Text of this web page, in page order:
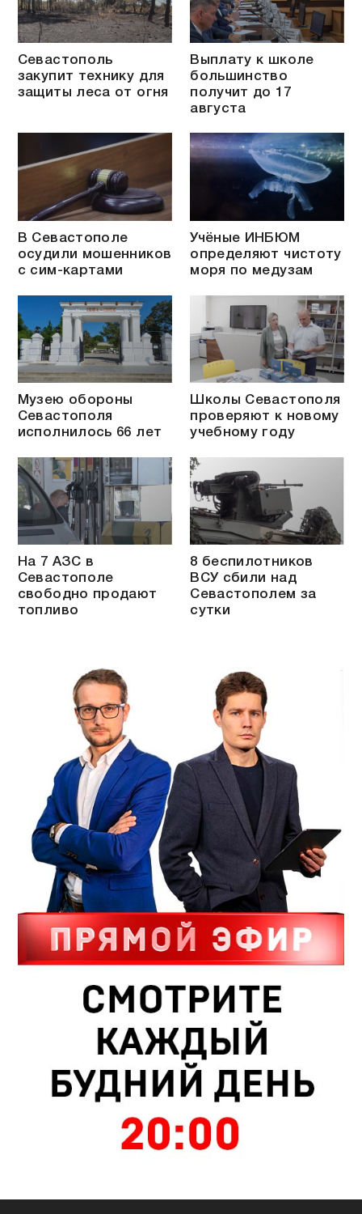
Севастополь
закупит технику для
защиты леса от огня
Выплату к школе
большинство
получит до 17
августа
В Севастополе
осудили мошенников
с сим-картами
Учёные ИНБЮМ
определяют чистоту
моря по медузам
Музею обороны
Севастополя
исполнилось 66 лет
Школы Севастополя
проверяют к новому
учебному году
На 7 АЗС в
Севастополе
свободно продают
топливо
8 беспилотников
ВСУ сбили над
Севастополем за
сутки